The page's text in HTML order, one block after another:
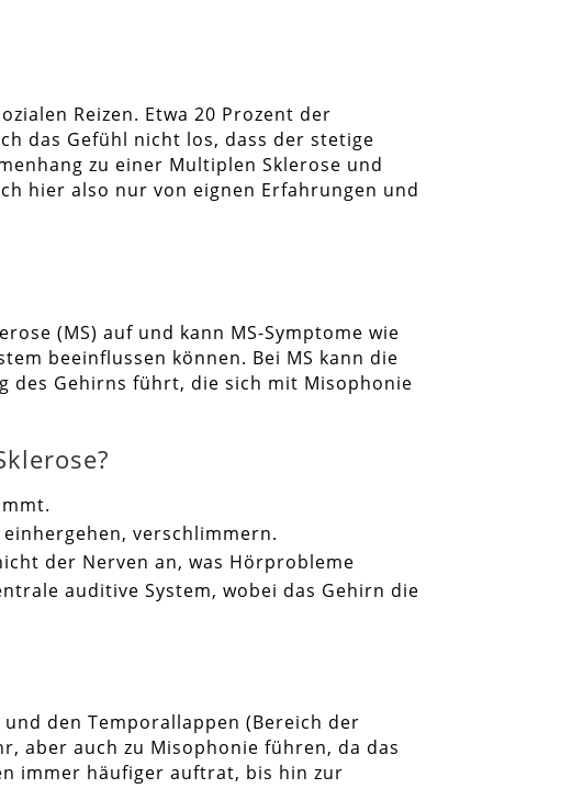
Reizen. Etwa 20 Prozent der
das Gefühl nicht los, dass der stetige
zu einer Multiplen Sklerose und
hier also nur von eignen Erfahrungen und
(MS) auf und kann MS-Symptome wie
beeinflussen können. Bei MS kann die
des Gehirns führt, die sich mit Misophonie
verschlimmern.
der Nerven an, was Hörprobleme
auditive System, wobei das Gehirn die
den Temporallappen (Bereich der
aber auch zu Misophonie führen, da das
immer häufiger auftrat, bis hin zur